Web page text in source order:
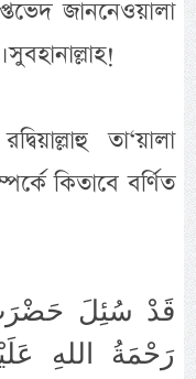
জাননেওয়ালা
সুবহানাল্লাহ!
তা‘য়ালা
কিতাবে বর্ণিত
قَدْ سُئِلَ حَضْرَتْ
رَحْمَةُ اللهِ